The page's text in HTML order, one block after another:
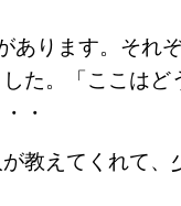
あります。それ
た。「ここはど
・
教えてくれて、